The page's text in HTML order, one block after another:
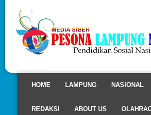
HOME LAMPUNG NASIONAL
REDAKSI ABOUT US